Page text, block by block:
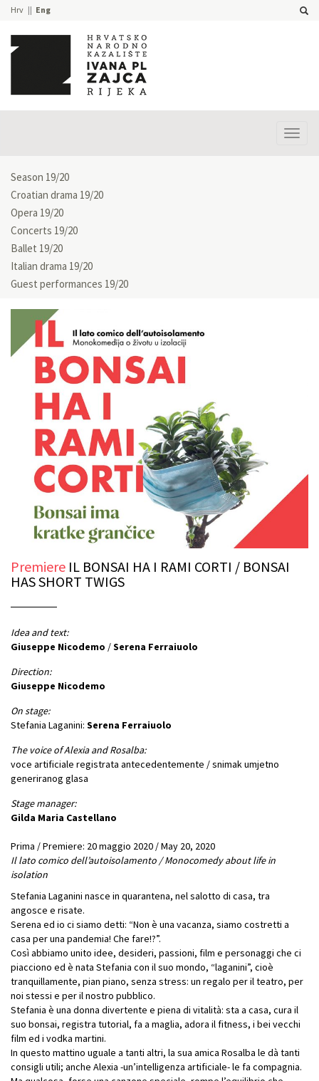
Hrv Eng
Season 19/20
Croatian drama 19/20
Opera 19/20
Concerts 19/20
Ballet 19/20
Italian drama 19/20
Guest performances 19/20
Premiere IL BONSAI HA I RAMI CORTI / BONSAI
HAS SHORT TWIGS
Idea and text:
Giuseppe Nicodemo /Serena Ferraiuolo
Direction:
Giuseppe Nicodemo
On stage:
Stefania Laganini: Serena Ferraiuolo
The voice of Alexia and Rosalba:
voce artificiale registrata antecedentemente / snimak umjetno
generiranog glasa
Stage manager:
Gilda Maria Castellano
Prima / Premiere: 20 maggio 2020 / May 20, 2020
Il lato comico dell’autoisolamento / Monocomedy about life in
isolation
Stefania Laganini nasce in quarantena, nel salotto di casa, tra
angosce e risate.
Serena ed io ci siamo detti: “Non è una vacanza, siamo costretti a
casa per una pandemia! Che fare!?”.
Così abbiamo unito idee, desideri, passioni, film e personaggi che ci
piacciono ed è nata Stefania con il suo mondo, “laganini”, cioè
tranquillamente, pian piano, senza stress: un regalo per il teatro, per
noi stessi e per il nostro pubblico.
Stefania è una donna divertente e piena di vitalità: sta a casa, cura il
suo bonsai, registra tutorial, fa a maglia, adora il fitness, i bei vecchi
film ed i vodka martini.
In questo mattino uguale a tanti altri, la sua amica Rosalba le dà tanti
consigli utili; anche Alexia -un’intelligenza artificiale- le fa compagnia.